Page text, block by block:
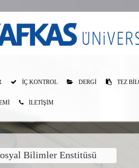
İÇ KONTROL DERGI TEZ
İLETİŞİM
Bilimler Enstitüsü